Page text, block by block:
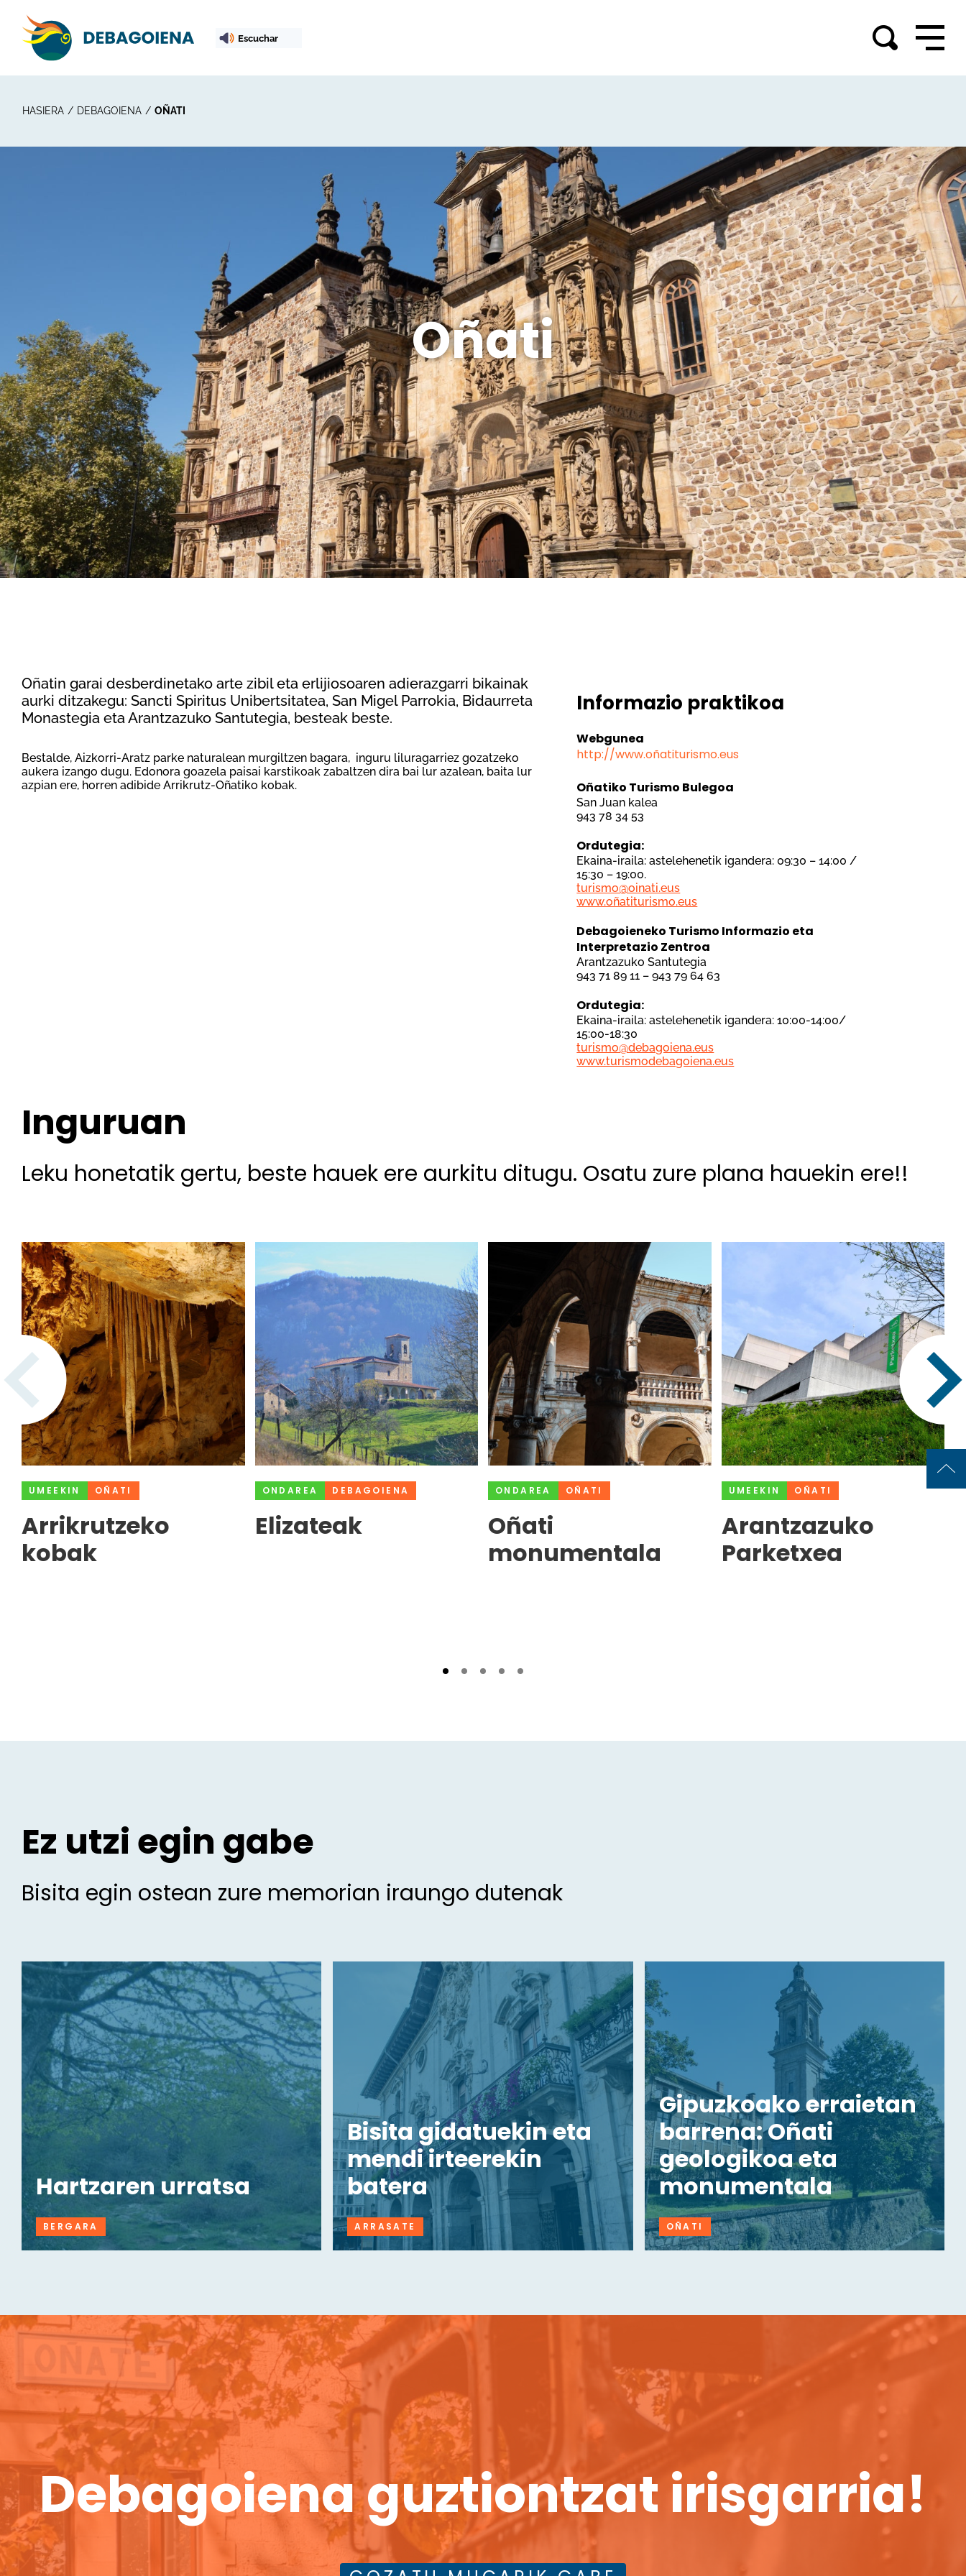
Escuchar
HASIERA DEBAGOIENA OÑATI
Oñati
Oñatin garai desberdinetako arte zibil eta erlijiosoaren adierazgarri bikainak
aurki ditzakegu: Sancti Spiritus Unibertsitatea, San Migel Parrokia, Bidaurreta
Monastegia eta Arantzazuko Santutegia, besteak beste.
Bestalde, Aizkorri-Aratz parke naturalean murgiltzen bagara, inguru liluragarriez gozatzeko
aukera izango dugu. Edonora goazela paisai karstikoak zabaltzen dira bai lur azalean, baita lur
azpian ere, horren adibide Arrikrutz-Oñatiko kobak.
Informazio praktikoa
Webgunea
http://www.oñatiturismo.eus
Oñatiko Turismo Bulegoa
San Juan kalea
943 78 34 53
Ordutegia:
Ekaina-iraila: astelehenetik igandera: 09:30 – 14:00 /
15:30 – 19:00.
turismo@oinati.eus
www.oñatiturismo.eus
Debagoieneko Turismo Informazio eta
Interpretazio Zentroa
Arantzazuko Santutegia
943 71 89 11 – 943 79 64 63
Ordutegia:
Ekaina-iraila: astelehenetik igandera: 10:00-14:00/
15:00-18:30
turismo@debagoiena.eus
www.turismodebagoiena.eus
Inguruan
Leku honetatik gertu, beste hauek ere aurkitu ditugu. Osatu zure plana hauekin ere!!
UMEEKIN OÑATI
Arrikrutzeko
kobak
ONDAREA DEBAGOIENA
Elizateak
ONDAREA OÑATI
Oñati
monumentala
UMEEKIN OÑATI
Arantzazuko
Parketxea
Ez utzi egin gabe
Bisita egin ostean zure memorian iraungo dutenak
Hartzaren urratsa
BERGARA
Bisita gidatuekin eta
mendi irteerekin
batera
ARRASATE
Gipuzkoako erraietan
barrena: Oñati
geologikoa eta
monumentala
OÑATI
Debagoiena guztiontzat irisgarria!